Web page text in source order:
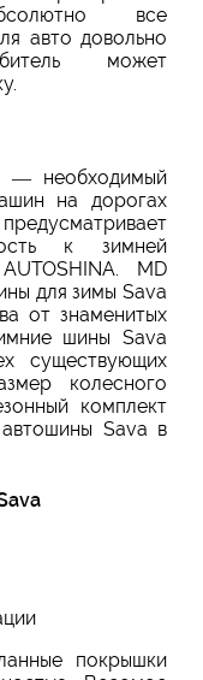
все
авто довольно
может
— необходимый
на дорогах
к зимней
MD
для зимы Sava
от знаменитых
шины Sava
существующих
колесного
комплект
Sava в
покрышки